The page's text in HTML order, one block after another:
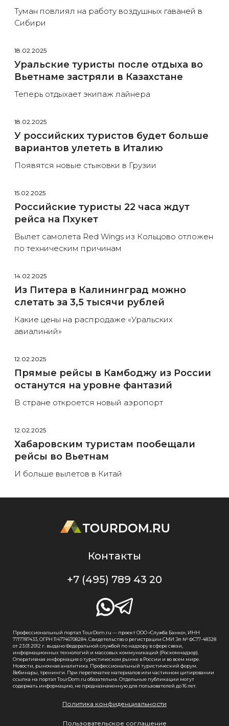
Туман повлиял на работу воздушных гаваней в
Сибири
18.02.2025
Уральские туристы после отдыха во
Вьетнаме застряли в Казахстане
Теперь отдыхает экипаж лайнера
18.02.2025
У российских туристов будет больше
вариантов улететь в Италию
Появятся новые стыковки в Грузии
15.02.2025
Российские туристы 22 часа ждут
рейса на Пхукет
Вылет самолета Red Wings из Кольцово отложен
по техническим причинам
14.02.2025
Из Питера в Калининград можно
слетать за 3,5 тысячи рублей
Какие цены на распродаже «Уральских
авиалиний»
12.02.2025
Прямые рейсы в Камбоджу из России
останутся на уровне фантазий
В стране откроется новый аэропорт
12.02.2025
Хабаровским туристам пообещали
рейсы во Вьетнам
И больше вылетов в Китай
Контакты
+7 (495) 789 43 20
Профессиональный портал TourDom.ru — проект ООО «Служба Банко», ИНН
7717787433, ОГРН 1147746708284. Свидетельство о регистрации СМИ Эл № ФС77-48328
от 23.01.2012 г. выдано Федеральной службой по надзору в сфере связи,
информационных технологий и массовых коммуникаций (Роскомнадзор).
Оперативная информация о туристическом рынке в России и во всем мире.
Новости, рыночная аналитика. Профессиональный туристический форум.
Вебинары, тренинги. При перепечатке материалов или частичном цитировании
ссылка на портал TourDom.ru обязательна. Отдельные публикации могут
содержать информацию, не предназначенную для пользователей до 16 лет.
Политика конфиденциальности
Пользовательское соглашение